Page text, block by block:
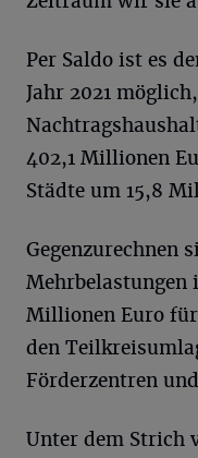
Per Saldo ist es
Jahr 2021
402,1 Millionen
Städte um 15,8
Gegenzurechnen
Mehrbelastungen
Millionen Euro
den
Förderzentren
Unter dem Strich